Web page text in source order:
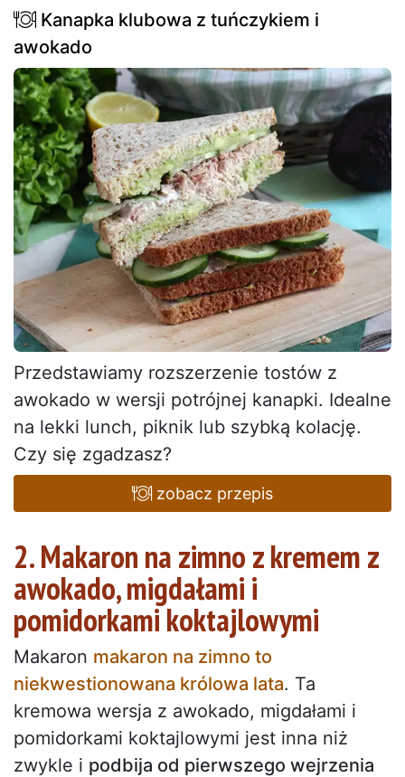
Kanapka klubowa z tuńczykiem i
awokado
Przedstawiamy rozszerzenie tostów z
awokado w wersji potrójnej kanapki. Idealne
na lekki lunch, piknik lub szybką kolację.
Czy się zgadzasz?
zobacz przepis
2. Makaron na zimno z kremem z
awokado, migdałami i
pomidorkami koktajlowymi
Makaron makaron na zimno to
niekwestionowana królowa lata. Ta
kremowa wersja z awokado, migdałami i
pomidorkami koktajlowymi jest inna niż
zwykle i podbija od pierwszego wejrzenia